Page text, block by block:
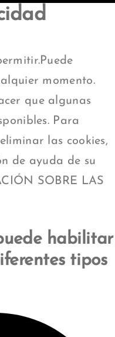
momento.
que algunas
Para
las cookies,
de ayuda de su
SOBRE LAS
habilitar
tipos